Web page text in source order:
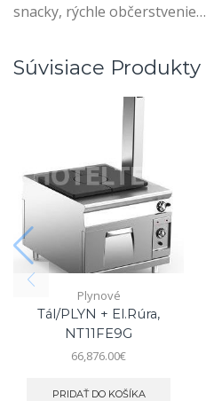
snacky, rýchle občerstvenie…
Súvisiace Produkty
Plynové
Tál/PLYN + El.rúra,
NT11FE9G
66,876.00€
PRIDAŤ DO KOŠÍKA